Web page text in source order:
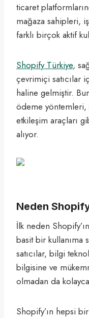
ticaret
mağaza sahipleri,
farklı birçok aktif
Shopify Türkiye,
çevrimiçi satıcılar
haline gelmiştir.
ödeme yöntemleri,
etkileşim araçları
alıyor.
Neden
İlk neden
basit bir kullanıma
satıcılar, bilgi
bilgisine ve
olmadan da
Shopify’ın hepsi